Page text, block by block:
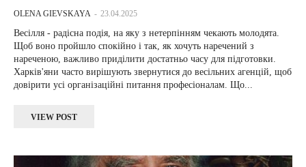
OLENA GIEVSKAYA - 23.04.2025
Весілля - радісна подія, на яку з нетерпінням чекають молодята.
Щоб воно пройшло спокійно і так, як хочуть наречений з
нареченою, важливо приділити достатньо часу для підготовки.
Харків'яни часто вирішують звернутися до весільних агенцій, щоб
довірити усі організаційні питання професіоналам. Що...
VIEW POST